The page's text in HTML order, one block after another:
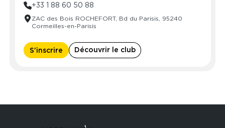
Jeudi
06:00 - 23:00
Samedi
06:00 - 23:00
Dimanche 06:00 - 23:00
Mercredi
09:00 - 23:00
Vendredi
09:00 - 23:00
Samedi
09:00 - 23:00
+33 1 88 60 50 88
ZAC des Bois ROCHEFORT, Bd du Parisis, 95240
Cormeilles-en-Parisis
S'inscrire Découvrir le club